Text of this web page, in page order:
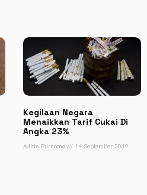
Kegilaan Negara
Menaikkan Tarif Cukai Di
Angka 23%
Aditia Purnomo 14 September 2019